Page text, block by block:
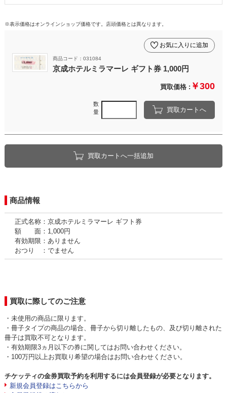
※表示価格はオンラインショップ価格です。店頭価格とは異なります。
商品コード：031084
京成ホテルミラマーレ ギフト券 1,000円
お気に入りに追加
買取価格 : ￥300
数
量
買取カートへ
買取カートへ一括追加
商品情報
正式名称：京成ホテルミラマーレ ギフト券
額 面：1,000円
有効期限：ありません
おつり ：でません
買取に際してのご注意
・未使用の商品に限ります。
・冊子タイプの商品の場合、冊子から切り離したもの、及び切り離された
冊子は買取不可となります。
・有効期限3ヵ月以下の券に関してはお問い合わせください。
・100万円以上お買取り希望の場合はお問い合わせください。
チケッティの金券買取予約を利用するには会員登録が必要となります。
新規会員登録はこちらから